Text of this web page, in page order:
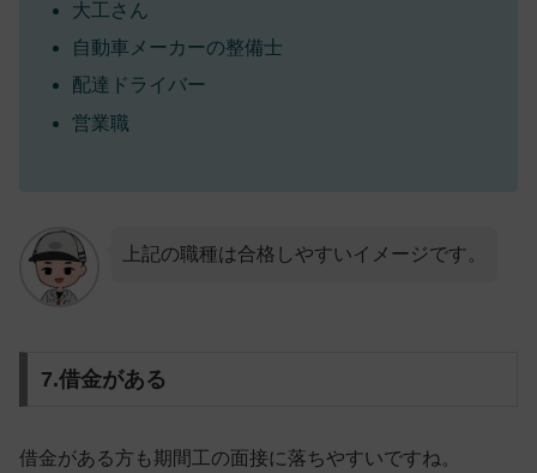
大工さん
自動車メーカーの整備士
配達ドライバー
営業職
上記の職種は合格しやすいイメージです。
7.借金がある
借金がある方も期間工の面接に落ちやすいですね。